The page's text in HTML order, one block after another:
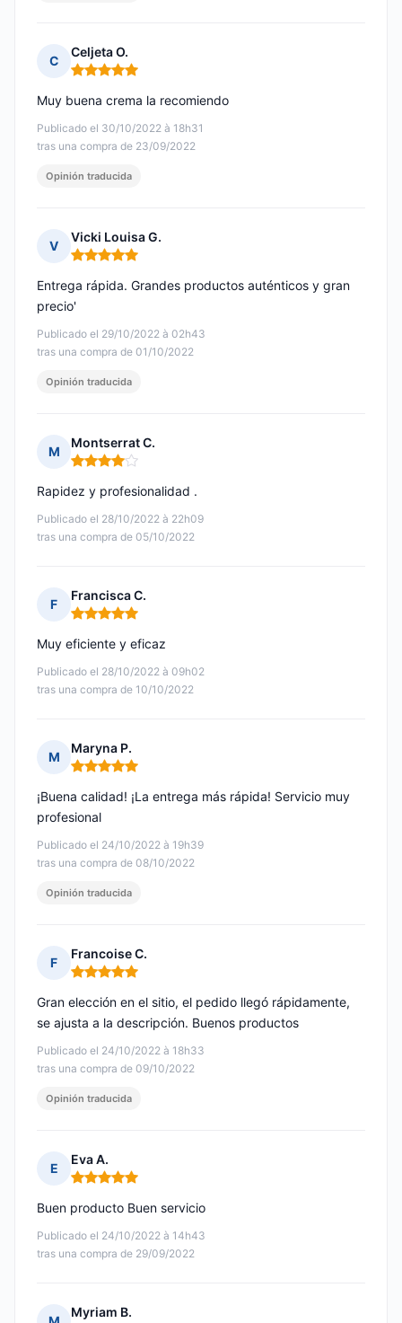
C
Celjeta O.
Nota: 5 de 5
Publicado el 30/10/2022 à 18h31
tras una compra de 23/09/2022
Muy buena crema la recomiendo
Opinión traducida
V
Vicki Louisa G.
Nota: 5 de 5
Publicado el 29/10/2022 à 02h43
tras una compra de 01/10/2022
Entrega rápida. Grandes productos auténticos y gran
precio'
Opinión traducida
M
Montserrat C.
Nota: 4 de 5
Publicado el 28/10/2022 à 22h09
tras una compra de 05/10/2022
Rapidez y profesionalidad .
F
Francisca C.
Nota: 5 de 5
Publicado el 28/10/2022 à 09h02
tras una compra de 10/10/2022
Muy eficiente y eficaz
M
Maryna P.
Nota: 5 de 5
Publicado el 24/10/2022 à 19h39
tras una compra de 08/10/2022
¡Buena calidad! ¡La entrega más rápida! Servicio muy
profesional
Opinión traducida
F
Francoise C.
Nota: 5 de 5
Publicado el 24/10/2022 à 18h33
tras una compra de 09/10/2022
Gran elección en el sitio, el pedido llegó rápidamente,
se ajusta a la descripción. Buenos productos
Opinión traducida
E
Eva A.
Nota: 5 de 5
Publicado el 24/10/2022 à 14h43
tras una compra de 29/09/2022
Buen producto Buen servicio
Myriam B.